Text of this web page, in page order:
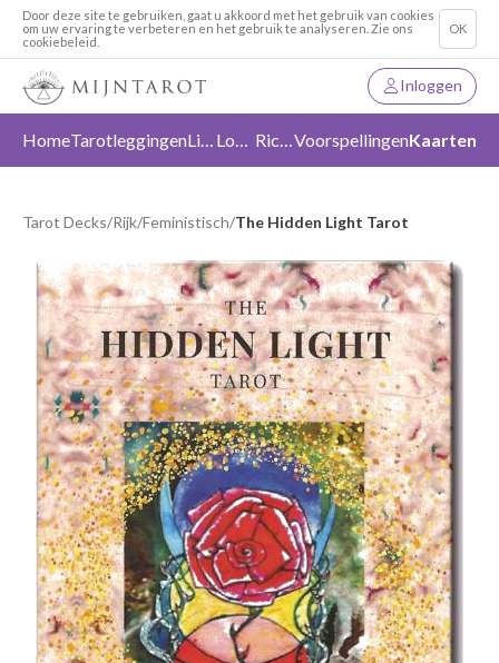
Door deze site te gebruiken, gaat u akkoord met het gebruik van cookies
om uw ervaring te verbeteren en het gebruik te analyseren. Zie ons
cookiebeleid.
OK
Inloggen
HomeTarotleggingen Liefde Loslaten RichtingVoorspellingenKaarten
Tarot Decks/Rijk/Feministisch/The Hidden Light Tarot